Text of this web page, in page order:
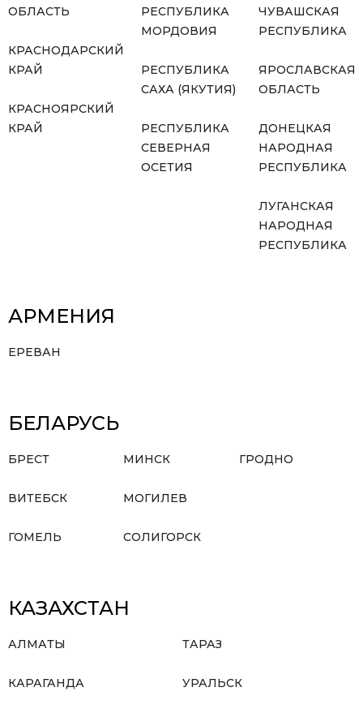
ОБЛАСТЬ
КРАСНОДАРСКИЙ
КРАЙ
КРАСНОЯРСКИЙ
КРАЙ
РЕСПУБЛИКА
МОРДОВИЯ
РЕСПУБЛИКА
САХА (ЯКУТИЯ)
РЕСПУБЛИКА
СЕВЕРНАЯ
ОСЕТИЯ
ЧУВАШСКАЯ
РЕСПУБЛИКА
ЯРОСЛАВСКАЯ
ОБЛАСТЬ
ДОНЕЦКАЯ
НАРОДНАЯ
РЕСПУБЛИКА
ЛУГАНСКАЯ
НАРОДНАЯ
РЕСПУБЛИКА
АРМЕНИЯ
ЕРЕВАН
БЕЛАРУСЬ
БРЕСТ
ВИТЕБСК
ГОМЕЛЬ
МИНСК
МОГИЛЕВ
СОЛИГОРСК
ГРОДНО
КАЗАХСТАН
АЛМАТЫ
КАРАГАНДА
ТАРАЗ
УРАЛЬСК